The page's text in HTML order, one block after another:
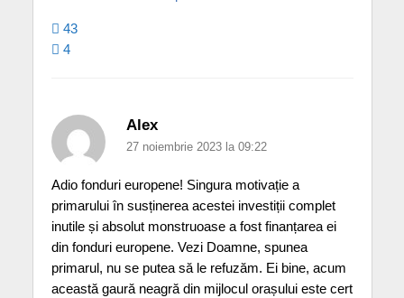
43
4
Alex
27 noiembrie 2023 la 09:22
Adio fonduri europene! Singura motivație a
primarului în susținerea acestei investiții complet
inutile și absolut monstruoase a fost finanțarea ei
din fonduri europene. Vezi Doamne, spunea
primarul, nu se putea să le refuzăm. Ei bine, acum
această gaură neagră din mijlocul orașului este cert